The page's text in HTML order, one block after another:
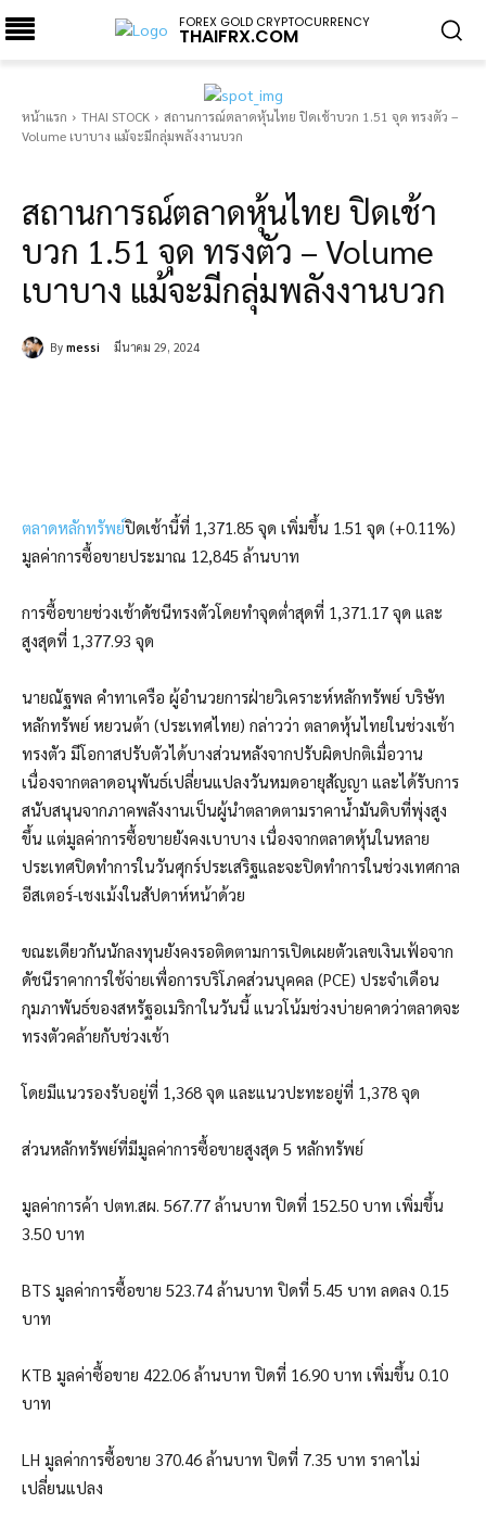
FOREX GOLD CRYPTOCURRENCY
THAIFRX.COM
หน้าแรก THAI STOCK
สถานการณ์ตลาดหุ้นไทย ปิดเช้าบวก 1.51 จุด ทรงตัว –
Volume เบาบาง แม้จะมีกลุ่มพลังงานบวก
สถานการณ์ตลาดหุ้นไทย ปิดเช้า
บวก 1.51 จุด ทรงตัว – Volume
เบาบาง แม้จะมีกลุ่มพลังงานบวก
By messi มีนาคม 29, 2024
ตลาดหลักทรัพย์ปิดเช้านี้ที่ 1,371.85 จุด เพิ่มขึ้น 1.51 จุด (+0.11%)
มูลค่าการซื้อขายประมาณ 12,845 ล้านบาท
การซื้อขายช่วงเช้าดัชนีทรงตัวโดยทำจุดต่ำสุดที่ 1,371.17 จุด และ
สูงสุดที่ 1,377.93 จุด
นายณัฐพล คำทาเครือ ผู้อำนวยการฝ่ายวิเคราะห์หลักทรัพย์ บริษัท
หลักทรัพย์ หยวนต้า (ประเทศไทย) กล่าวว่า ตลาดหุ้นไทยในช่วงเช้า
ทรงตัว มีโอกาสปรับตัวได้บางส่วนหลังจากปรับผิดปกติเมื่อวาน
เนื่องจากตลาดอนุพันธ์เปลี่ยนแปลงวันหมดอายุสัญญา และได้รับการ
สนับสนุนจากภาคพลังงานเป็นผู้นำตลาดตามราคาน้ำมันดิบที่พุ่งสูง
ขึ้น แต่มูลค่าการซื้อขายยังคงเบาบาง เนื่องจากตลาดหุ้นในหลาย
ประเทศปิดทำการในวันศุกร์ประเสริฐและจะปิดทำการในช่วงเทศกาล
อีสเตอร์-เชงเม้งในสัปดาห์หน้าด้วย
ขณะเดียวกันนักลงทุนยังคงรอติดตามการเปิดเผยตัวเลขเงินเฟ้อจาก
ดัชนีราคาการใช้จ่ายเพื่อการบริโภคส่วนบุคคล (PCE) ประจำเดือน
กุมภาพันธ์ของสหรัฐอเมริกาในวันนี้ แนวโน้มช่วงบ่ายคาดว่าตลาดจะ
ทรงตัวคล้ายกับช่วงเช้า
โดยมีแนวรองรับอยู่ที่ 1,368 จุด และแนวปะทะอยู่ที่ 1,378 จุด
ส่วนหลักทรัพย์ที่มีมูลค่าการซื้อขายสูงสุด 5 หลักทรัพย์
มูลค่าการค้า ปตท.สผ. 567.77 ล้านบาท ปิดที่ 152.50 บาท เพิ่มขึ้น
3.50 บาท
BTS มูลค่าการซื้อขาย 523.74 ล้านบาท ปิดที่ 5.45 บาท ลดลง 0.15
บาท
KTB มูลค่าซื้อขาย 422.06 ล้านบาท ปิดที่ 16.90 บาท เพิ่มขึ้น 0.10
บาท
LH มูลค่าการซื้อขาย 370.46 ล้านบาท ปิดที่ 7.35 บาท ราคาไม่
เปลี่ยนแปลง